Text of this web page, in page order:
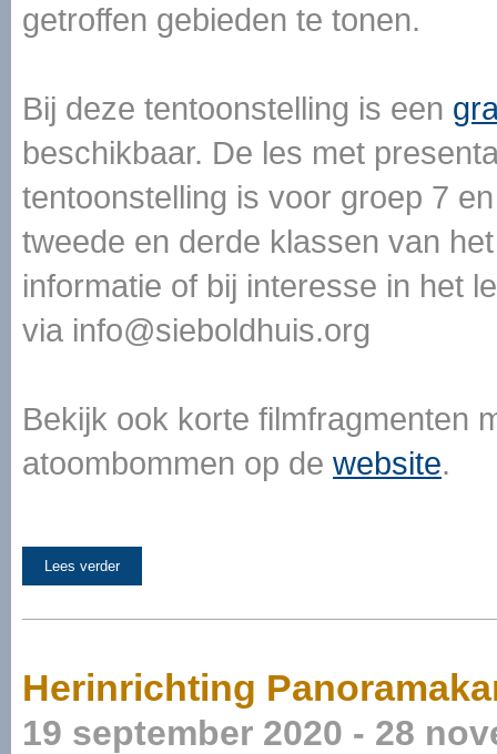
getroffen gebieden te tonen.
Bij deze tentoonstelling is een
beschikbaar. De les met
tentoonstelling is voor groep 7
tweede en derde klassen van
informatie of bij interesse in het
via info@sieboldhuis.org
Bekijk ook korte filmfragmenten
atoombommen op de website.
Lees verder
Herinrichting
19 september 2020 - 28